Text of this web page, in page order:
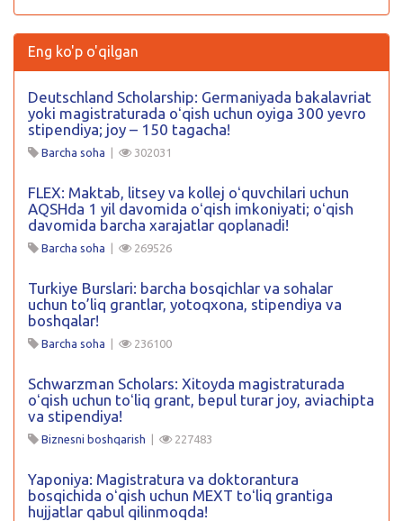
Eng ko'p o'qilgan
Deutschland Scholarship: Germaniyada bakalavriat
yoki magistraturada oʻqish uchun oyiga 300 yevro
stipendiya; joy – 150 tagacha!
Barcha soha | 302031
FLEX: Maktab, litsey va kollej oʻquvchilari uchun
AQSHda 1 yil davomida oʻqish imkoniyati; oʻqish
davomida barcha xarajatlar qoplanadi!
Barcha soha | 269526
Turkiye Burslari: barcha bosqichlar va sohalar
uchun to’liq grantlar, yotoqxona, stipendiya va
boshqalar!
Barcha soha | 236100
Schwarzman Scholars: Xitoyda magistraturada
oʻqish uchun toʻliq grant, bepul turar joy, aviachipta
va stipendiya!
Biznesni boshqarish | 227483
Yaponiya: Magistratura va doktorantura
bosqichida oʻqish uchun MEXT toʻliq grantiga
hujjatlar qabul qilinmoqda!